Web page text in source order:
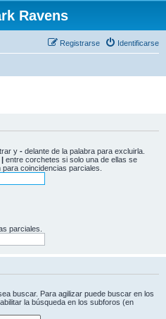
Ravens
Identificarse
Registrarse
y - delante de la palabra para excluirla.
| entre corchetes si solo una de ellas se
coincidencias parciales.
parciales.
buscar. Para agilizar puede buscar en los
la búsqueda en los subforos (en